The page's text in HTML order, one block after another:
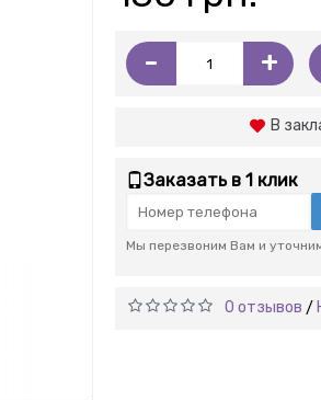
- +
В
Заказать в 1 клик
Мы перезвоним Вам и
0 отзывов /